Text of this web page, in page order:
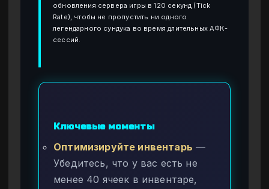
обновления сервера игры в 120 секунд (Tick
Rate), чтобы не пропустить ни одного
легендарного сундука во время длительных АФК-
сессий.
Ключевые моменты
Оптимизируйте инвентарь —
Убедитесь, что у вас есть не
менее 40 ячеек в инвентаре,